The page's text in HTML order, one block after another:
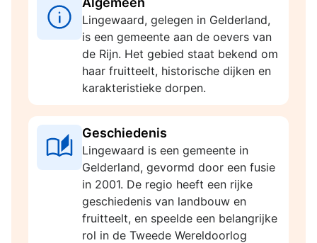
Lingewaard, gelegen in Gelderland,
is een gemeente aan de oevers van
de Rijn. Het gebied staat bekend om
haar fruitteelt, historische dijken en
karakteristieke dorpen.
Geschiedenis
Lingewaard is een gemeente in
Gelderland, gevormd door een fusie
in 2001. De regio heeft een rijke
geschiedenis van landbouw en
fruitteelt, en speelde een belangrijke
rol in de Tweede Wereldoorlog